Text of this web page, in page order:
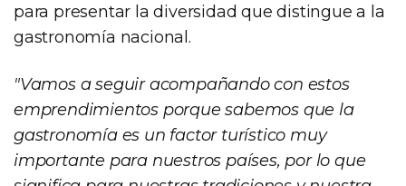
para presentar la diversidad que distingue a la
gastronomía nacional.
"Vamos a seguir acompañando con estos
emprendimientos porque sabemos que la
gastronomía es un factor turístico muy
importante para nuestros países, por lo que